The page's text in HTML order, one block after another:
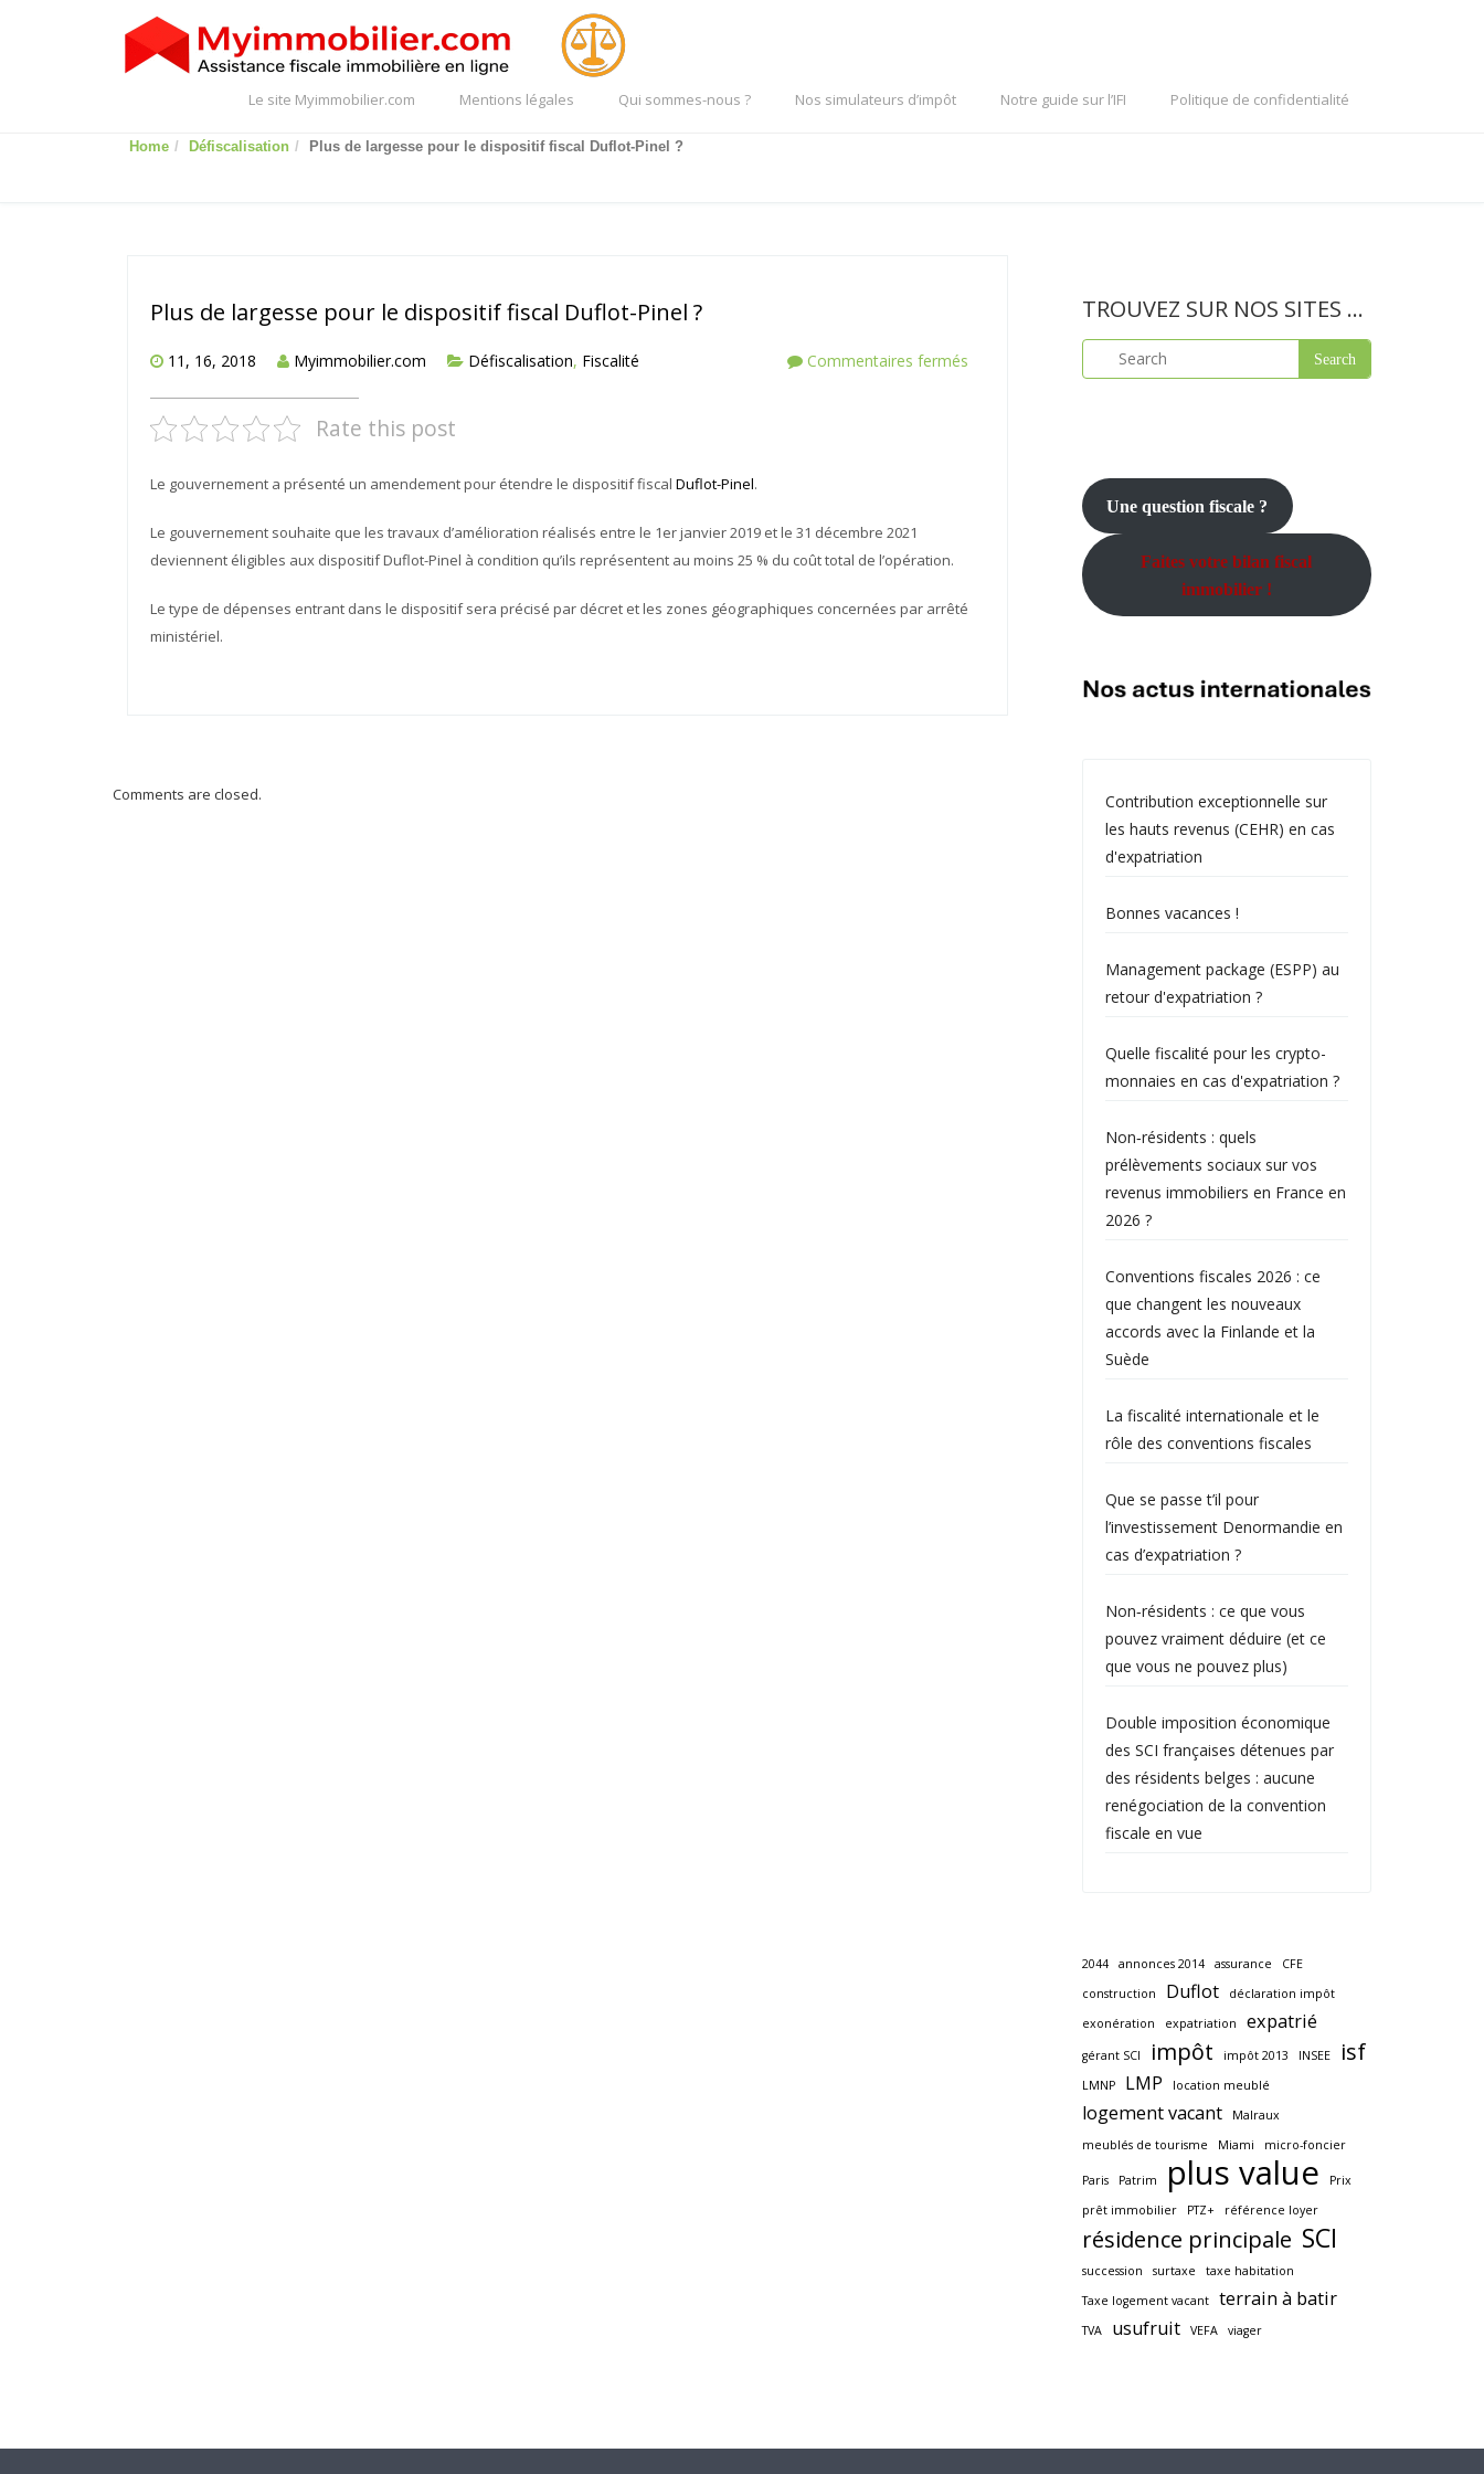
Le site Myimmobilier.com Mentions légales Qui sommes-nous ? Nos simulateurs d’impôt Notre guide sur l’IFI Politique de confidentialité
Home Défiscalisation Plus de largesse pour le dispositif fiscal Duflot-Pinel ?
Plus de largesse pour le dispositif fiscal Duflot-Pinel ?
11, 16, 2018 Myimmobilier.com Défiscalisation, Fiscalité Commentaires fermés
Rate this post
Le gouvernement a présenté un amendement pour étendre le dispositif fiscal Duflot-Pinel.
Le gouvernement souhaite que les travaux d’amélioration réalisés entre le 1er janvier 2019 et le 31 décembre 2021
deviennent éligibles aux dispositif Duflot-Pinel à condition qu’ils représentent au moins 25 % du coût total de l’opération.
Le type de dépenses entrant dans le dispositif sera précisé par décret et les zones géographiques concernées par arrêté
ministériel.
Comments are closed.
TROUVEZ SUR NOS SITES …
Une question fiscale ?
Faites votre bilan fiscal
immobilier !
Contribution exceptionnelle sur
les hauts revenus (CEHR) en cas
d'expatriation
Bonnes vacances !
Management package (ESPP) au
retour d'expatriation ?
Quelle fiscalité pour les crypto-
monnaies en cas d'expatriation ?
Non‑résidents : quels
prélèvements sociaux sur vos
revenus immobiliers en France en
2026 ?
Conventions fiscales 2026 : ce
que changent les nouveaux
accords avec la Finlande et la
Suède
La fiscalité internationale et le
rôle des conventions fiscales
Que se passe t’il pour
l’investissement Denormandie en
cas d’expatriation ?
Non‑résidents : ce que vous
pouvez vraiment déduire (et ce
que vous ne pouvez plus)
Double imposition économique
des SCI françaises détenues par
des résidents belges : aucune
renégociation de la convention
fiscale en vue
2044 annonces 2014 assurance
CFE
construction
Duflot
déclaration impôt
exonération
expatriation expatrié
gérant SCI impôt impôt 2013 INSEE isf
LMNP LMP location meublé
logement vacant
Malraux
meublés de tourisme
Miami micro-foncier
Paris Patrim plus value
Prix
prêt immobilier
PTZ+ référence loyer
résidence principale SCI
succession surtaxe
taxe habitation
Taxe logement vacant
terrain à batir
TVA usufruit VEFA viager